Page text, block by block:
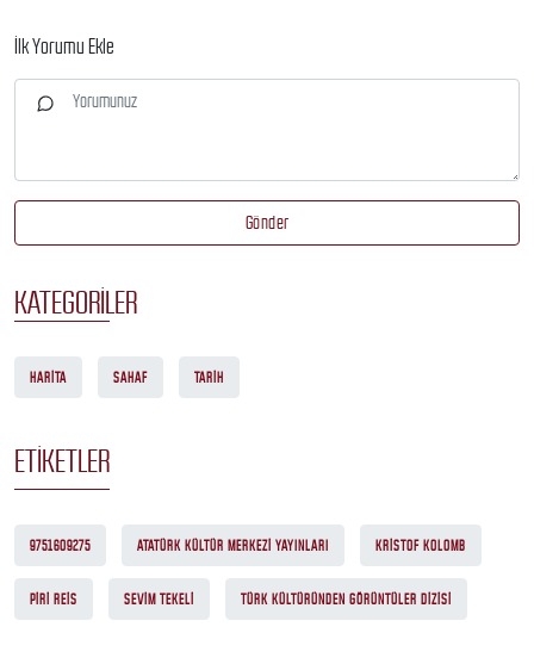
İlk Yorumu Ekle
Gönder
KATEGORILER
HARITA SAHAF TARIH
ETIKETLER
9751609275 ATATÜRK KÜLTÜR MERKEZI YAYINLARI KRISTOF KOLOMB
PIRI REIS SEVIM TEKELI TÜRK KÜLTÜRÜNDEN GÖRÜNTÜLER DIZISI